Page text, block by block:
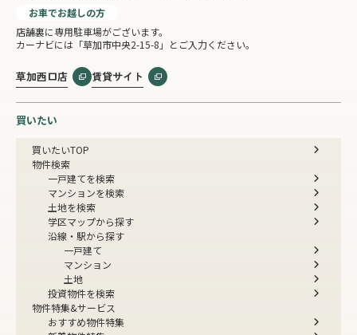
お車でお越しの方
店舗裏に専用駐車場がございます。
カーナビには「草加市中央2-15-8」とご入力ください。
草加西口店 賃貸サイト
買いたい
買いたいTOP
物件検索
一戸建てを検索
マンションを検索
土地を検索
学区マップから探す
沿線・駅から探す
一戸建て
マンション
土地
投資物件を検索
物件特集&サービス
おすすめ物件特集